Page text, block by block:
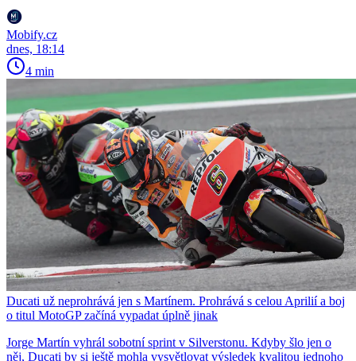
Mobify.cz
dnes, 18:14
4 min
Ducati už neprohrává jen s Martínem. Prohrává s celou Aprilií a boj
o titul MotoGP začíná vypadat úplně jinak
Jorge Martín vyhrál sobotní sprint v Silverstonu. Kdyby šlo jen o
něj, Ducati by si ještě mohla vysvětlovat výsledek kvalitou jednoho